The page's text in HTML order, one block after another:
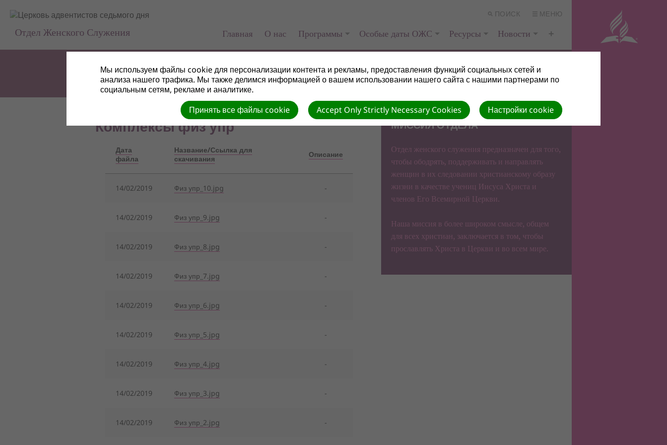
ПОИСК МЕНЮ
Отдел Женского Служения Главная О нас Программы Особые даты ОЖС Ресурсы Новости
Комплексы физ упр
Дата
файла
Название/Ссылка для
скачивания
Описание
14/02/2019 Физ упр_10.jpg -
14/02/2019 Физ упр_9.jpg -
14/02/2019 Физ упр_8.jpg -
14/02/2019 Физ упр_7.jpg -
14/02/2019 Физ упр_6.jpg -
14/02/2019 Физ упр_5.jpg -
14/02/2019 Физ упр_4.jpg -
14/02/2019 Физ упр_3.jpg -
14/02/2019 Физ упр_2.jpg -
МИССИЯ ОТДЕЛА
Отдел женского служения предназначен для того,
чтобы ободрять, поддерживать и направлять
женщин в их следовании христианскому образу
жизни в качестве учениц Иисуса Христа и
членов Его Всемирной Церкви.
Наша миссия в более широком смысле, общем
для всех христиан, заключается в том, чтобы
прославлять Христа в Церкви и во всем мире.
Мы используем файлы cookie для персонализации контента и рекламы, предоставления функций социальных сетей и
анализа нашего трафика. Мы также делимся информацией о вашем использовании нашего сайта с нашими партнерами по
социальным сетям, рекламе и аналитике.
Настройки cookie
Accept Only Strictly Necessary Cookies
Принять все файлы cookie